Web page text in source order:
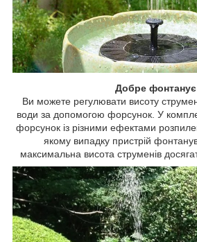
Добре фонтанує
Ви можете регулювати висоту
води за допомогою форсунок. У
форсунок із різними ефектами
якому випадку пристрій
максимальна висота струменів